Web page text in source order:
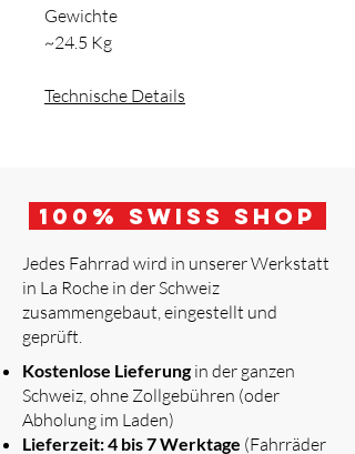
Gewichte
~24.5 Kg
Technische Details
100 % Swiss Shop
Jedes Fahrrad wird in unserer Werkstatt
in La Roche in der Schweiz
zusammengebaut, eingestellt und
geprüft.
​
Kostenlose Lieferungin der ganzen
Schweiz, ohne Zollgebühren (oder
Abholung im Laden)
Lieferzeit: 4 bis 7 Werktage (Fahrräder